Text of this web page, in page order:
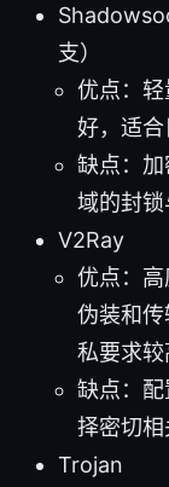
支）
优点：
好，适合
缺点：
域的封锁
V2Ray
优点：
伪装和
私要求较
缺点：
择密切相
Trojan